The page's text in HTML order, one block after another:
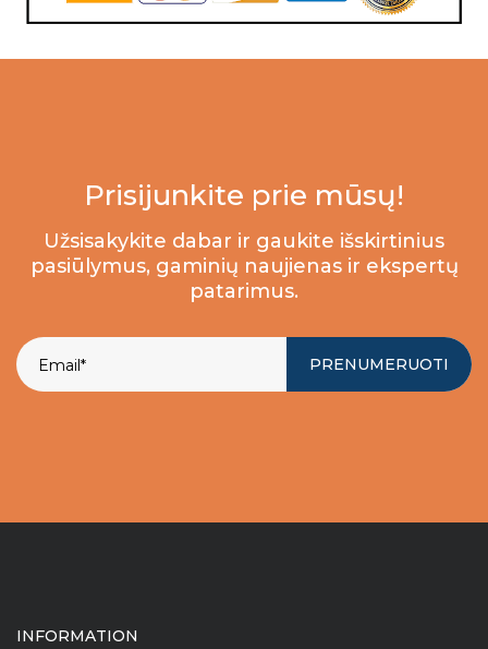
Prisijunkite prie mūsų!
Užsisakykite dabar ir gaukite išskirtinius
pasiūlymus, gaminių naujienas ir ekspertų
patarimus.
PRENUMERUOTI
INFORMATION